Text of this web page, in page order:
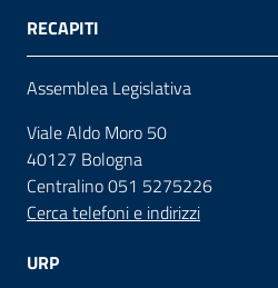
RECAPITI
Assemblea Legislativa
Viale Aldo Moro 50
40127 Bologna
Centralino 051 5275226
Cerca telefoni e indirizzi
URP